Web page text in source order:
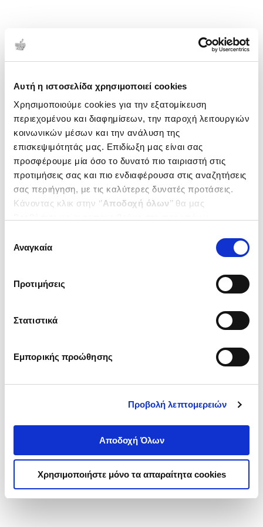
Αυτή η ιστοσελίδα χρησιμοποιεί cookies
Χρησιμοποιούμε cookies για την εξατομίκευση
περιεχομένου και διαφημίσεων, την παροχή λειτουργιών
κοινωνικών μέσων και την ανάλυση της
επισκεψιμότητάς μας. Επιδίωξη μας είναι σας
προσφέρουμε μία όσο το δυνατό πιο ταιριαστή στις
προτιμήσεις σας και πιο ενδιαφέρουσα στις αναζητήσεις
σας περιήγηση, με τις καλύτερες δυνατές προτάσεις.
Κάνοντας κλικ στην ‘’Αποδοχή όλων’’ θα μας
ενδιαφέρουν και να επιλέξετε από τα παρακάτω με την
΄΄και να ενημερωθείτε σχετικά με
συγκατάθεσης
Αναγκαία
Προτιμήσεις
Στατιστικά
Εμπορικής προώθησης
Προβολή λεπτομερειών
Αποδοχή Όλων
Χρησιμοποιήστε μόνο τα απαραίτητα cookies